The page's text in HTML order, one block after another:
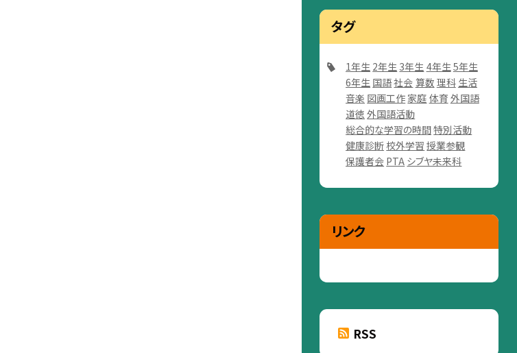
タグ
1年生 2年生 3年生 4年生 5年生
6年生 国語社会 算数 理科 生活
音楽 図画工作 家庭 体育 外国語
道徳 外国語活動
総合的な学習の時間特別活動
健康診断 校外学習 授業参観
保護者会 PTA シブヤ未来科
リンク
RSS